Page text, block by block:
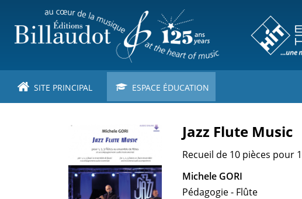
contenu
principal
SITE PRINCIPAL ESPACE ÉDUCATION
Jazz Flute Music
Recueil de 10 pièces pour
Michele GORI
Pédagogie - Flûte